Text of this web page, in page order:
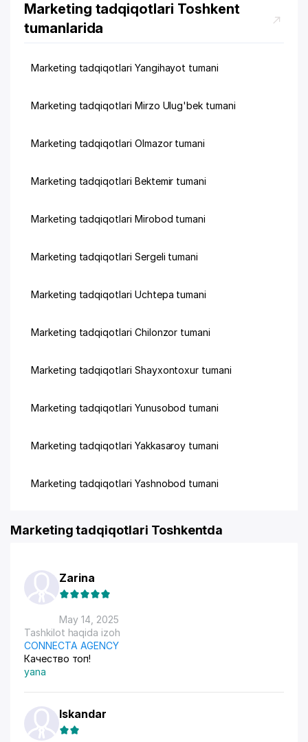
Marketing tadqiqotlari Toshkent
tumanlarida
Marketing tadqiqotlari Yangihayot tumani
Marketing tadqiqotlari Mirzo Ulug'bek tumani
Marketing tadqiqotlari Olmazor tumani
Marketing tadqiqotlari Bektemir tumani
Marketing tadqiqotlari Mirobod tumani
Marketing tadqiqotlari Sergeli tumani
Marketing tadqiqotlari Uchtepa tumani
Marketing tadqiqotlari Chilonzor tumani
Marketing tadqiqotlari Shayxontoxur tumani
Marketing tadqiqotlari Yunusobod tumani
Marketing tadqiqotlari Yakkasaroy tumani
Marketing tadqiqotlari Yashnobod tumani
Marketing tadqiqotlari Toshkentda
Zarina
May 14, 2025
Tashkilot haqida izoh
CONNECTA AGENCY
Качество топ!
yana
Iskandar